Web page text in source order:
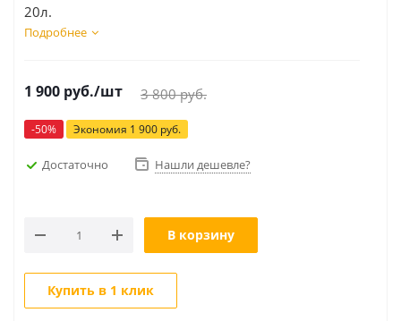
20л.
Подробнее
1 900 руб./шт 3 800руб.
-50% Экономия 1 900 руб.
Достаточно Нашли дешевле?
В корзину
Купить в 1 клик